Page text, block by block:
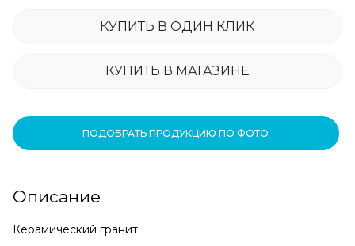
КУПИТЬ В ОДИН КЛИК
КУПИТЬ В МАГАЗИНЕ
ПОДОБРАТЬ ПРОДУКЦИЮ ПО ФОТО
Описание
Керамический гранит